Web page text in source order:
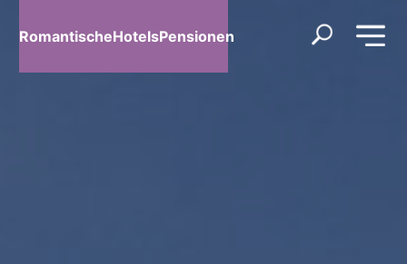
RomantischeHotelsPensionen